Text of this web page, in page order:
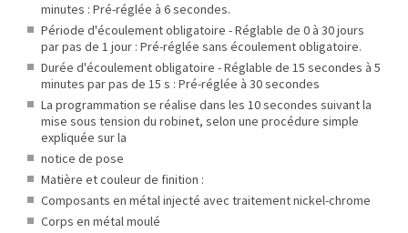
minutes : Pré-réglée à 6 secondes.
Période d'écoulement obligatoire - Réglable de 0 à 30 jours
par pas de 1 jour : Pré-réglée sans écoulement obligatoire.
Durée d'écoulement obligatoire - Réglable de 15 secondes à 5
minutes par pas de 15 s : Pré-réglée à 30 secondes
La programmation se réalise dans les 10 secondes suivant la
mise sous tension du robinet, selon une procédure simple
expliquée sur la
notice de pose
Matière et couleur de finition :
Composants en métal injecté avec traitement nickel-chrome
Corps en métal moulé